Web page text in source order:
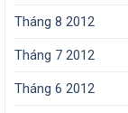
Tháng 8 2012
Tháng 7 2012
Tháng 6 2012